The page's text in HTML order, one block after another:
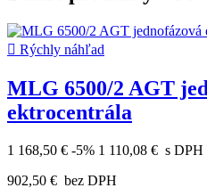
 Rýchly náhľad
MLG 6500/2 AGT
ektrocentrála
1 168,50 € -5% 1 110,08 € s DPH
902,50 € bez DPH